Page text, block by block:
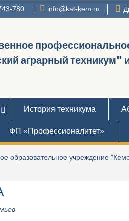
780 info@kat-kem.ru
аграрный техникум"
История техникума
ФП «Профессионалитет»
образовательное учреждение